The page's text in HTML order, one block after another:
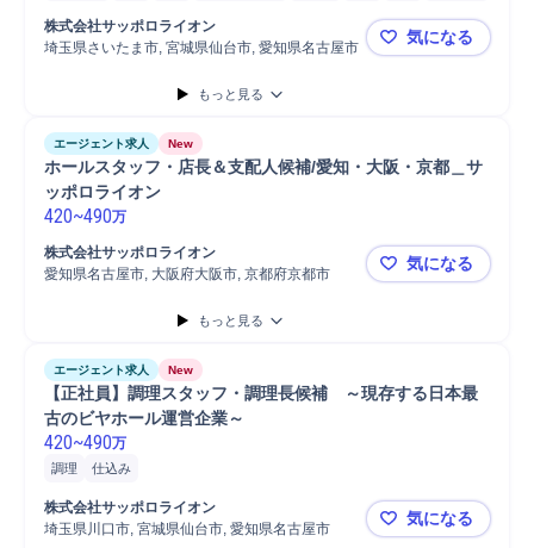
在庫管理
株式会社サッポロライオン
埼玉県さいたま市, 宮城県仙台市, 愛知県名古屋市
調理スタッ
気になる
もっと見る
エージェント求人 New
ホールスタッフ・店長＆支配人候補/愛知・大阪・京都＿サ
ッポロライオン
420~490万
株式会社サッポロライオン
愛知県名古屋市, 大阪府大阪市, 京都府京都市
ホールスタ
気になる
もっと見る
エージェント求人 New
【正社員】調理スタッフ・調理長候補　～現存する日本最
古のビヤホール運営企業～
420~490万
調理 仕込み
株式会社サッポロライオン
埼玉県川口市, 宮城県仙台市, 愛知県名古屋市
【正社員】
気になる